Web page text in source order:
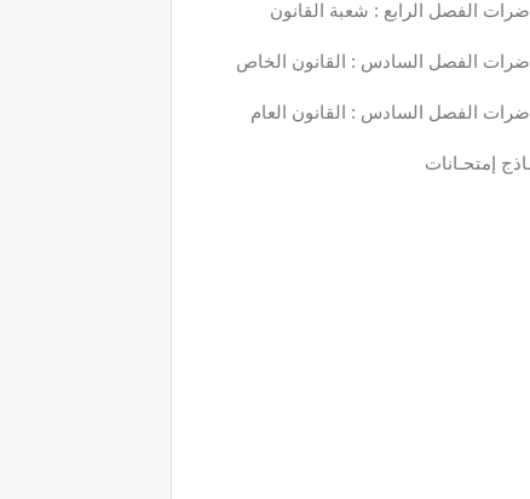
الفصل الرابع : شعبة القانون
الفصل السادس : القانون الخاص
الفصل السادس : القانون العام
إمتحـانات